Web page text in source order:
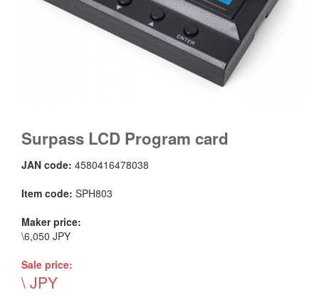
Surpass LCD Program card
JAN code: 4580416478038
Item code: SPH803
Maker price:
\6,050 JPY
Sale price:
\ JPY